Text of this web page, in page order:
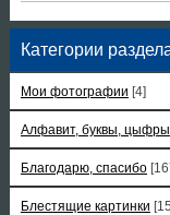
Категории
Мои фотографии [4]
Алфавит, буквы, цыфры
Благодарю, спасибо
Блестящие картинки